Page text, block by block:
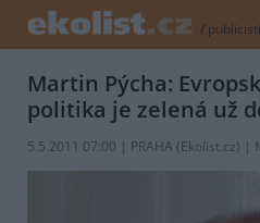
/
Martin Pýcha:
politika je zelená už
5.5.2011 07:00 | PRAHA (Ekolist.cz) |